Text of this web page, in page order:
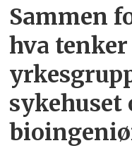
Sammen
hva
sykehuset